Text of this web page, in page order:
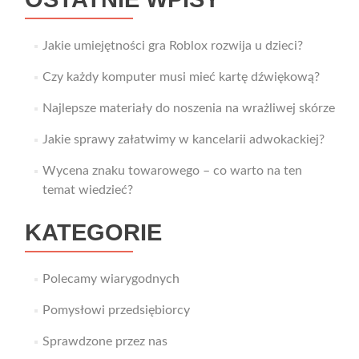
Jakie umiejętności gra Roblox rozwija u dzieci?
Czy każdy komputer musi mieć kartę dźwiękową?
Najlepsze materiały do noszenia na wrażliwej skórze
Jakie sprawy załatwimy w kancelarii adwokackiej?
Wycena znaku towarowego – co warto na ten
temat wiedzieć?
KATEGORIE
Polecamy wiarygodnych
Pomysłowi przedsiębiorcy
Sprawdzone przez nas